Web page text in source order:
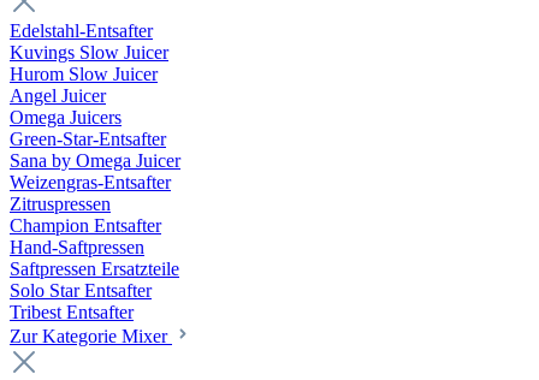
Edelstahl-Entsafter
Kuvings Slow Juicer
Hurom Slow Juicer
Angel Juicer
Omega Juicers
Green-Star-Entsafter
Sana by Omega Juicer
Weizengras-Entsafter
Zitruspressen
Champion Entsafter
Hand-Saftpressen
Saftpressen Ersatzteile
Solo Star Entsafter
Tribest Entsafter
Zur Kategorie Mixer